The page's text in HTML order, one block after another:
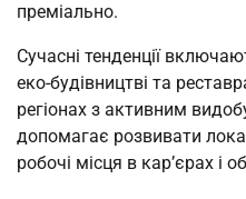
преміально.
Сучасні тенденції
еко-будівництві та
регіонах з активним
допомагає розвивати
робочі місця в кар’єрах і